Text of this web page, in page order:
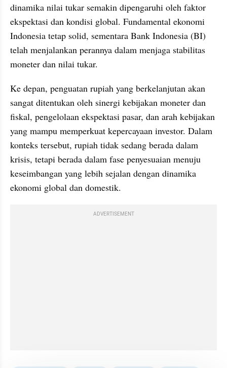
dinamika nilai tukar semakin dipengaruhi oleh faktor
ekspektasi dan kondisi global. Fundamental ekonomi
Indonesia tetap solid, sementara Bank Indonesia (BI)
telah menjalankan perannya dalam menjaga stabilitas
moneter dan nilai tukar.
Ke depan, penguatan rupiah yang berkelanjutan akan
sangat ditentukan oleh sinergi kebijakan moneter dan
fiskal, pengelolaan ekspektasi pasar, dan arah kebijakan
yang mampu memperkuat kepercayaan investor. Dalam
konteks tersebut, rupiah tidak sedang berada dalam
krisis, tetapi berada dalam fase penyesuaian menuju
keseimbangan yang lebih sejalan dengan dinamika
ekonomi global dan domestik.
ADVERTISEMENT